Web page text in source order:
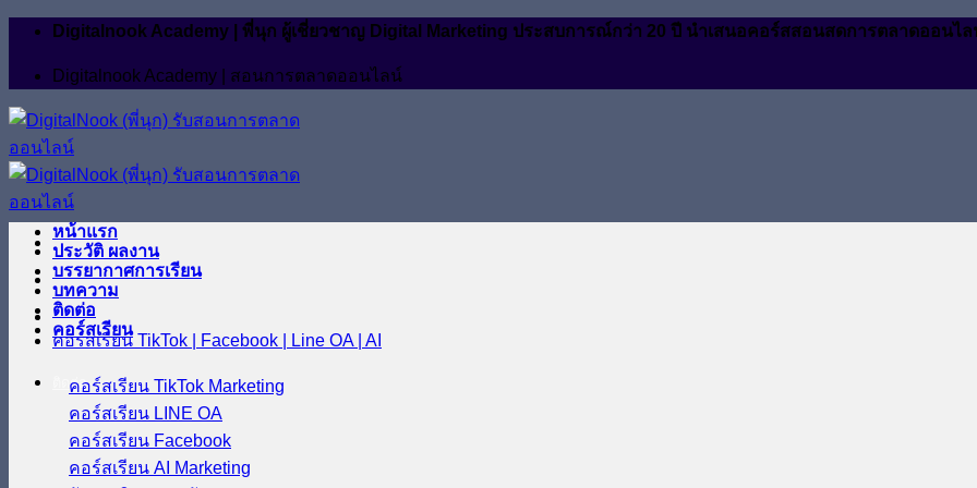
ข้าม
เนื้อหา
Digitalnook Academy | พี่นุก ผู้เชี่ยวชาญ Digital Marketing ประสบการณ์กว่า 20 ปี นำเสนอคอร์สสอนสดการตลาดออนไล
Digitalnook Academy | สอนการตลาดออนไลน์
คอร์สเรียน TikTok | Facebook | Line OA | AI
ติดต่อ
หน้าแรก
ประวัติ ผลงาน
บรรยากาศการเรียน
บทความ
ติดต่อ
คอร์สเรียน
คอร์สเรียน TikTok Marketing
คอร์สเรียน LINE OA
คอร์สเรียน Facebook
คอร์สเรียน AI Marketing